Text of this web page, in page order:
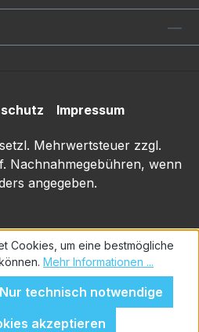
Impressum
Mehrwertsteuer zzgl.
Nachnahmegebühren, wenn
angegeben.
Cookies, um eine bestmögliche
Mehr Informationen ...
Nur technisch notwendige
akzeptieren